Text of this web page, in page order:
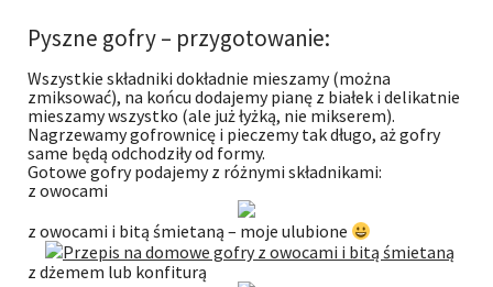
Pyszne gofry – przygotowanie:
Wszystkie składniki dokładnie mieszamy (można
zmiksować), na końcu dodajemy pianę z białek i delikatnie
mieszamy wszystko (ale już łyżką, nie mikserem).
Nagrzewamy gofrownicę i pieczemy tak długo, aż gofry
same będą odchodziły od formy.
Gotowe gofry podajemy z różnymi składnikami:
z owocami
z owocami i bitą śmietaną – moje ulubione
z dżemem lub konfiturą